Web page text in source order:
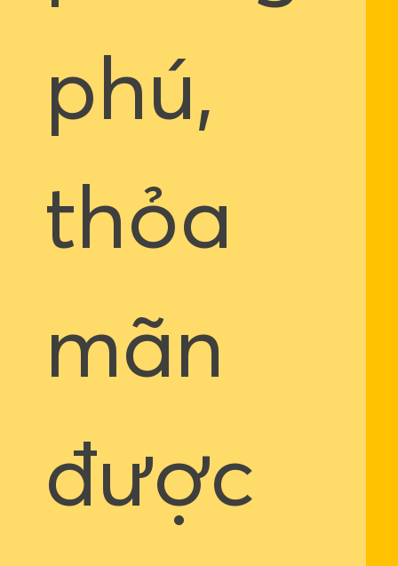
phú,
thỏa
mãn
được